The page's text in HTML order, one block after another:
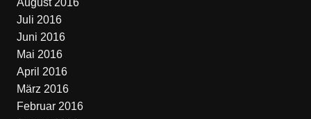
August 2016
Juli 2016
Juni 2016
Mai 2016
April 2016
März 2016
Februar 2016